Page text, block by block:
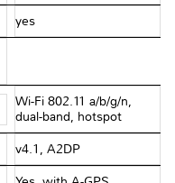
yes
Wi-Fi 802.11 a/b/g/n,
dual-band, hotspot
v4.1, A2DP